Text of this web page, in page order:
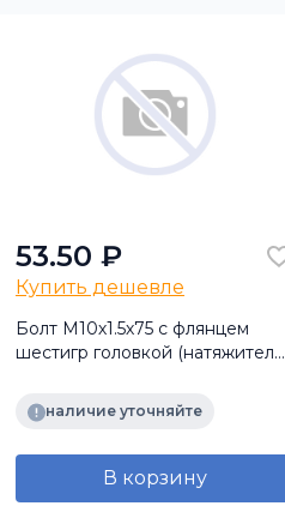
53.50 ₽
Купить дешевле
Болт M10х1.5х75 с флянцем
шестигр головкой (натяжителя
наличие уточняйте
В корзину